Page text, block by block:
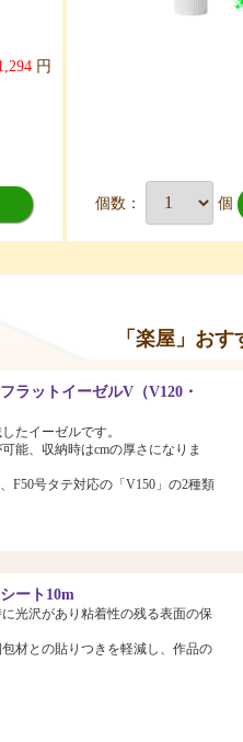
円
個数： 個
「楽屋」お
ットイーゼルV（V120・
たイーゼルです。
能、収納時はcmの厚さになりま
F50号タテ対応の「V150」の2種類
ート10m
光沢があり粘着性の残る表面の保
材との貼りつきを軽減し、作品の